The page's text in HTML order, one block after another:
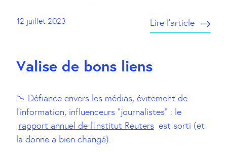
12 juillet 2023 Lire l’article
Valise de bons liens
📉 Défiance envers les médias, évitement de
l’information, influenceurs “journalistes” : le
rapport annuel de l’Institut Reuters est sorti (et
la donne a bien changé).